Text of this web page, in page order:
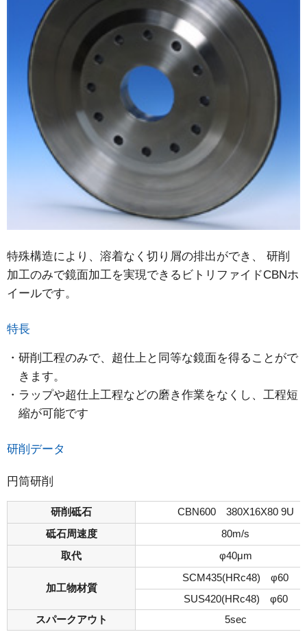
特殊構造により、溶着なく切り屑の排出ができ、 研削
加工のみで鏡面加工を実現できるビトリファイドCBNホ
イールです。
特長
研削工程のみで、超仕上と同等な鏡面を得ることがで
きます。
ラップや超仕上工程などの磨き作業をなくし、工程短
縮が可能です
研削データ
円筒研削
研削砥石
CBN600 380X16X80 9U
砥石周速度
80m/s
取代
φ40μm
加工物材質
SCM435(HRc48) φ60
SUS420(HRc48) φ60
スパークアウト
5sec